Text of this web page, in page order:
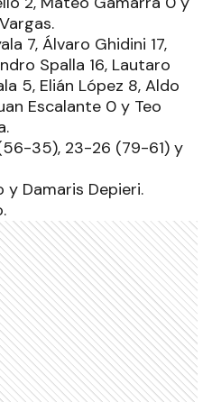
7, Álvaro Ghidini 17,
Spalla 16, Lautaro
5, Elián López 8, Aldo
Escalante 0 y Teo
35), 23-26 (79-61) y
Damaris Depieri.